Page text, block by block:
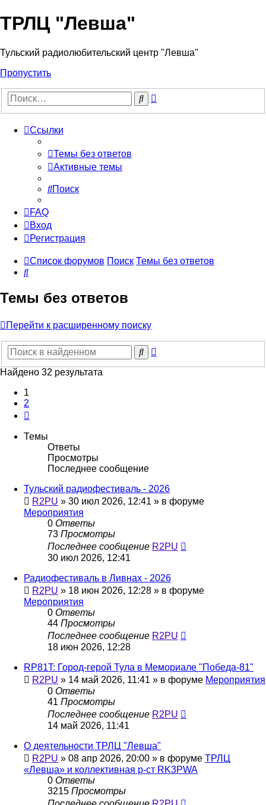
ТРЛЦ "Левша"
Тульский радиолюбительский центр "Левша"
Пропустить
Поиск
Ссылки
Темы без ответов
Активные темы
Поиск
FAQ
Вход
Регистрация
Список форумов Поиск Темы без ответов
Поиск
Темы без ответов
Перейти к расширенному поиску
Поиск
Найдено 32 результата
1
2
Темы
Ответы
Просмотры
Последнее сообщение
Тульский радиофестиваль - 2026
R2PU » 30 июл 2026, 12:41 » в форуме
Мероприятия
0 Ответы
73 Просмотры
Последнее сообщение R2PU
30 июл 2026, 12:41
Радиофестиваль в Ливнах - 2026
R2PU » 18 июн 2026, 12:28 » в форуме
Мероприятия
0 Ответы
44 Просмотры
Последнее сообщение R2PU
18 июн 2026, 12:28
RP81T: Город-герой Тула в Мемориале "Победа-81"
R2PU » 14 май 2026, 11:41 » в форуме Мероприятия
0 Ответы
41 Просмотры
Последнее сообщение R2PU
14 май 2026, 11:41
О деятельности ТРЛЦ "Левша"
R2PU » 08 апр 2026, 20:00 » в форуме ТРЛЦ
«Левша» и коллективная р-ст RK3PWA
0 Ответы
3215 Просмотры